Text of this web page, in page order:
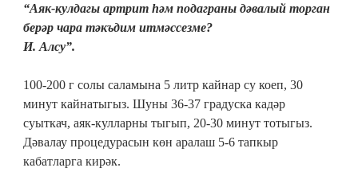
“Аяк-кулдагы артрит һәм подаграны дәвалый торган
берәр чара тәкъдим итмәссезме?
И. Алсу”.
100-200 г солы саламына 5 литр кайнар су коеп, 30
минут кайнатыгыз. Шуны 36-37 градуска кадәр
суыткач, аяк-кулларны тыгып, 20-30 минут тотыгыз.
Дәвалау процедурасын көн аралаш 5-6 тапкыр
кабатларга кирәк.